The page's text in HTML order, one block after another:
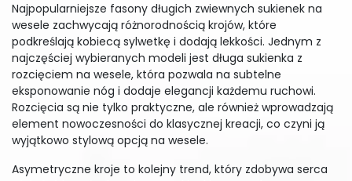
Najpopularniejsze fasony długich zwiewnych sukienek na
wesele zachwycają różnorodnością krojów, które
podkreślają kobiecą sylwetkę i dodają lekkości. Jednym z
najczęściej wybieranych modeli jest długa sukienka z
rozcięciem na wesele, która pozwala na subtelne
eksponowanie nóg i dodaje elegancji każdemu ruchowi.
Rozcięcia są nie tylko praktyczne, ale również wprowadzają
element nowoczesności do klasycznej kreacji, co czyni ją
wyjątkowo stylową opcją na wesele.
Asymetryczne kroje to kolejny trend, który zdobywa serca